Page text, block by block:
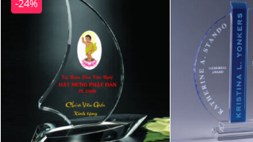
-24%